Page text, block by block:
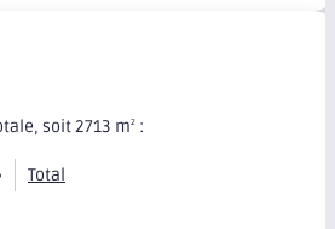
soit 2713 m2 :
Total